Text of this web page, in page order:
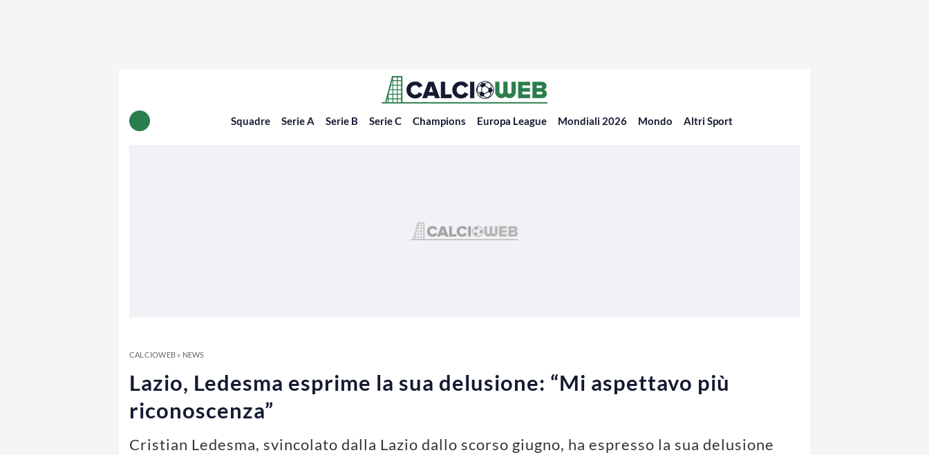
Squadre Serie A Serie B Serie C Champions Europa League Mondiali 2026 Mondo Altri Sport
CALCIOWEB» NEWS
Lazio, Ledesma esprime la sua delusione: “Mi aspettavo più
riconoscenza”
Cristian Ledesma, svincolato dalla Lazio dallo scorso giugno, ha espresso la sua delusione